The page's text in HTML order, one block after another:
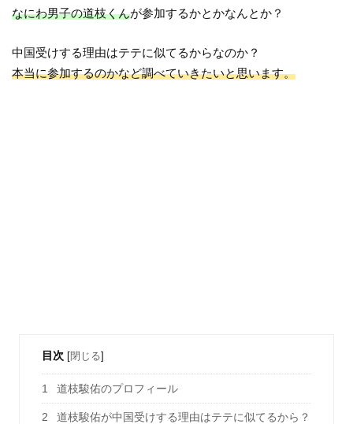
なにわ男子の道枝くんが参加するかとかなんとか？
中国受けする理由はテテに似てるからなのか？
本当に参加するのかなど調べていきたいと思います。
目次 [閉じる]
1 道枝駿佑のプロフィール
2 道枝駿佑が中国受けする理由はテテに似てるから？